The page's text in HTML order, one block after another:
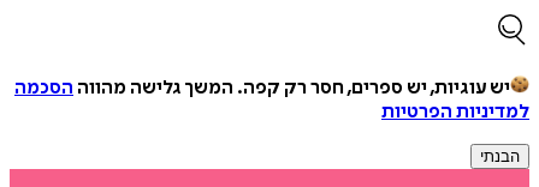
יש עוגיות, יש ספרים, חסר רק קפה. המשך גלישה מהווה הסכמה
למדיניות הפרטיות
הבנתי